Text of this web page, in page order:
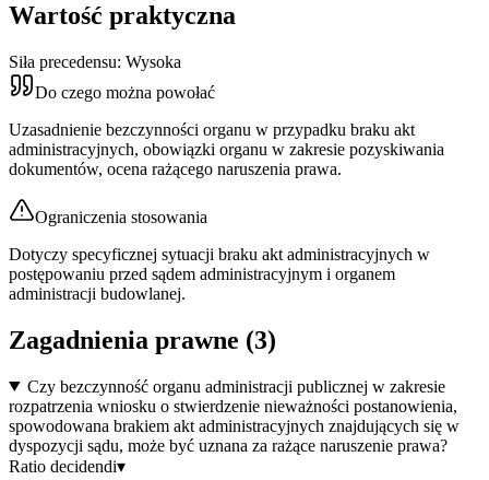
Wartość praktyczna
Siła precedensu: Wysoka
Do czego można powołać
Uzasadnienie bezczynności organu w przypadku braku akt
administracyjnych, obowiązki organu w zakresie pozyskiwania
dokumentów, ocena rażącego naruszenia prawa.
Ograniczenia stosowania
Dotyczy specyficznej sytuacji braku akt administracyjnych w
postępowaniu przed sądem administracyjnym i organem
administracji budowlanej.
Zagadnienia prawne (3)
Czy bezczynność organu administracji publicznej w zakresie
rozpatrzenia wniosku o stwierdzenie nieważności postanowienia,
spowodowana brakiem akt administracyjnych znajdujących się w
dyspozycji sądu, może być uznana za rażące naruszenie prawa?
Ratio decidendi▾